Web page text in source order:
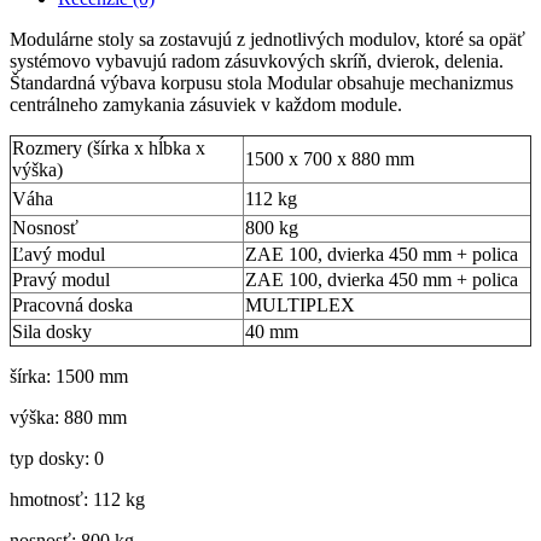
Modulárne stoly sa zostavujú z jednotlivých modulov, ktoré sa opäť
systémovo vybavujú radom zásuvkových skríň, dvierok, delenia.
Štandardná výbava korpusu stola Modular obsahuje mechanizmus
centrálneho zamykania zásuviek v každom module.
Rozmery (šírka x hĺbka x
výška)
1500 x 700 x 880 mm
Váha
112 kg
Nosnosť
800 kg
Ľavý modul
ZAE 100, dvierka 450 mm + polica
Pravý modul
ZAE 100, dvierka 450 mm + polica
Pracovná doska
MULTIPLEX
Sila dosky
40 mm
šírka: 1500 mm
výška: 880 mm
typ dosky: 0
hmotnosť: 112 kg